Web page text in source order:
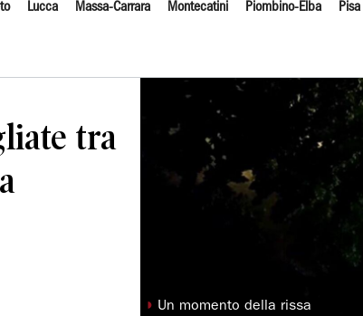
Lucca Massa-Carrara Montecatini Piombino-Elba Pisa
tra
◗ Un momento della rissa